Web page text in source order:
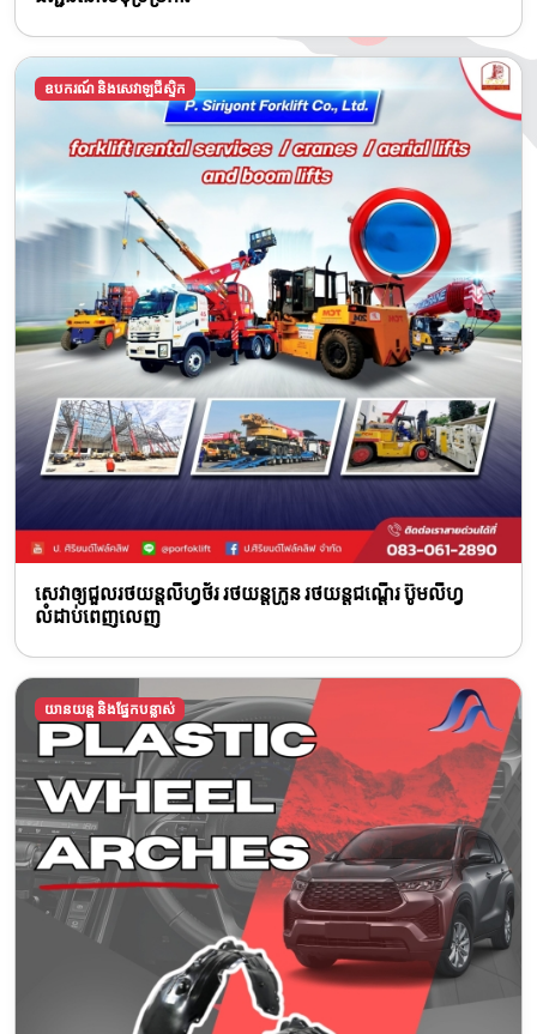
ឧបករណ៍ និងសេវាឡជីស្ទិក
សេវាឲ្យជួលរថយន្តលីហ្វថ័រ រថយន្តក្រូន រថយន្តជណ្តើរ ប៊ូមលីហ្វ
លំដាប់ពេញលេញ
យានយន្ត និងផ្នែកបន្លាស់